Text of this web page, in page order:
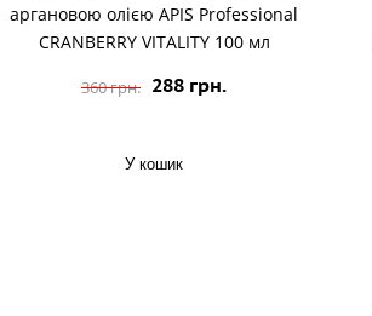
аргановою олією APIS Professional
CRANBERRY VITALITY 100 мл
360 грн. 288 грн.
У кошик